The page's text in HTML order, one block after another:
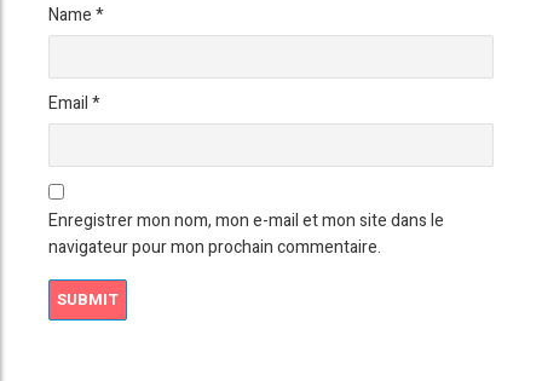
Name*
Email*
Enregistrer mon nom, mon e-mail et mon site dans le
navigateur pour mon prochain commentaire.